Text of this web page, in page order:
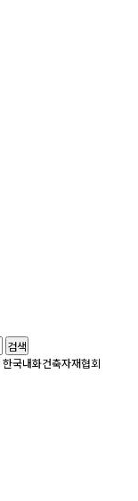
한국내화건축자재협회